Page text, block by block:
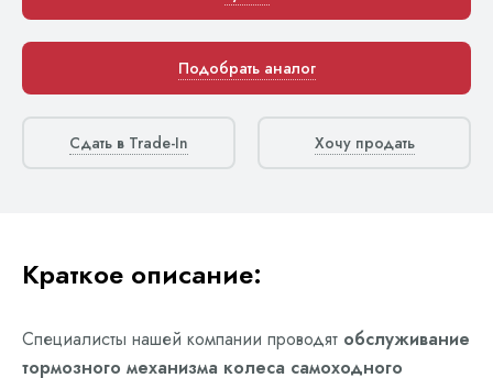
Подобрать аналог
Сдать в Trade-In Хочу продать
Краткое описание:
Специалисты нашей компании проводят обслуживание
тормозного механизма колеса самоходного